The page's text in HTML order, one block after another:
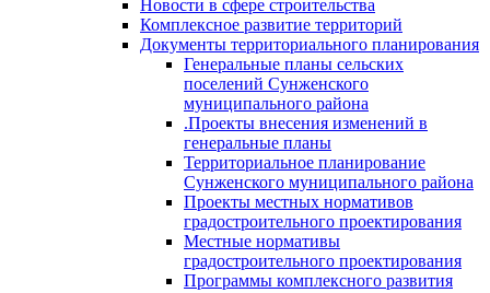
Новости в сфере строительства
Комплексное развитие территорий
Документы территориального планирования
Генеральные планы сельских
поселений Сунженского
муниципального района
.Проекты внесения изменений в
генеральные планы
Территориальное планирование
Сунженского муниципального района
Проекты местных нормативов
градостроительного проектирования
Местные нормативы
градостроительного проектирования
Программы комплексного развития